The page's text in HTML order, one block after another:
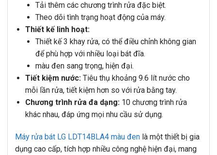
Tải thêm các chương trình rửa đặc biệt.
Theo dõi tình trạng hoạt động của máy.
Thiết kế linh hoạt:
Thiết kế 3 khay rửa, có thể điều chỉnh không gian
để phù hợp với nhiều loại bát đĩa.
màu đen sang trọng, hiện đại.
Tiết kiệm nước:Tiêu thụ khoảng 9.6 lít nước cho
mỗi lần rửa, tiết kiệm hơn so với rửa bằng tay.
Chương trình rửa đa dạng:10 chương trình rửa
khác nhau, đáp ứng mọi nhu cầu sử dụng.
Máy rửa bát LG LDT14BLA4 màu đen là một thiết bị gia
dụng cao cấp, tích hợp nhiều công nghệ hiện đại, mang